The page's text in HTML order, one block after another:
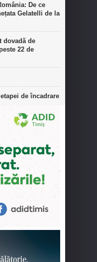
De ce
Gelatelli de la
dovadă de
22 de
de încadrare